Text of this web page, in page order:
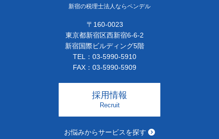
新宿の税理士法人ならペンデル
〒160-0023
東京都新宿区西新宿6-6-2
新宿国際ビルディング5階
TEL：03-5990-5910
FAX：03-5990-5909
採用情報
Recruit
お悩みからサービスを探す